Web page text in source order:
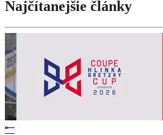
Najčítanejšie články